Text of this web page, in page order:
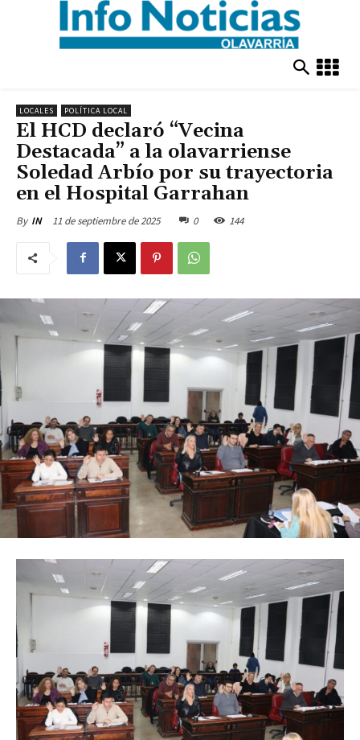
LOCALES POLÍTICA LOCAL
El HCD declaró “Vecina
Destacada” a la olavarriense
Soledad Arbío por su trayectoria
en el Hospital Garrahan
By IN 11 de septiembre de 2025 0 144